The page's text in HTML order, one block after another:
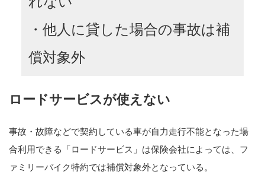
・他人に貸した場合の事故は補
償対象外
ロードサービスが使えない
事故・故障などで契約している車が自力走行不能となった場
合利用できる「ロードサービス」は保険会社によっては、フ
ァミリーバイク特約では補償対象外となっている。